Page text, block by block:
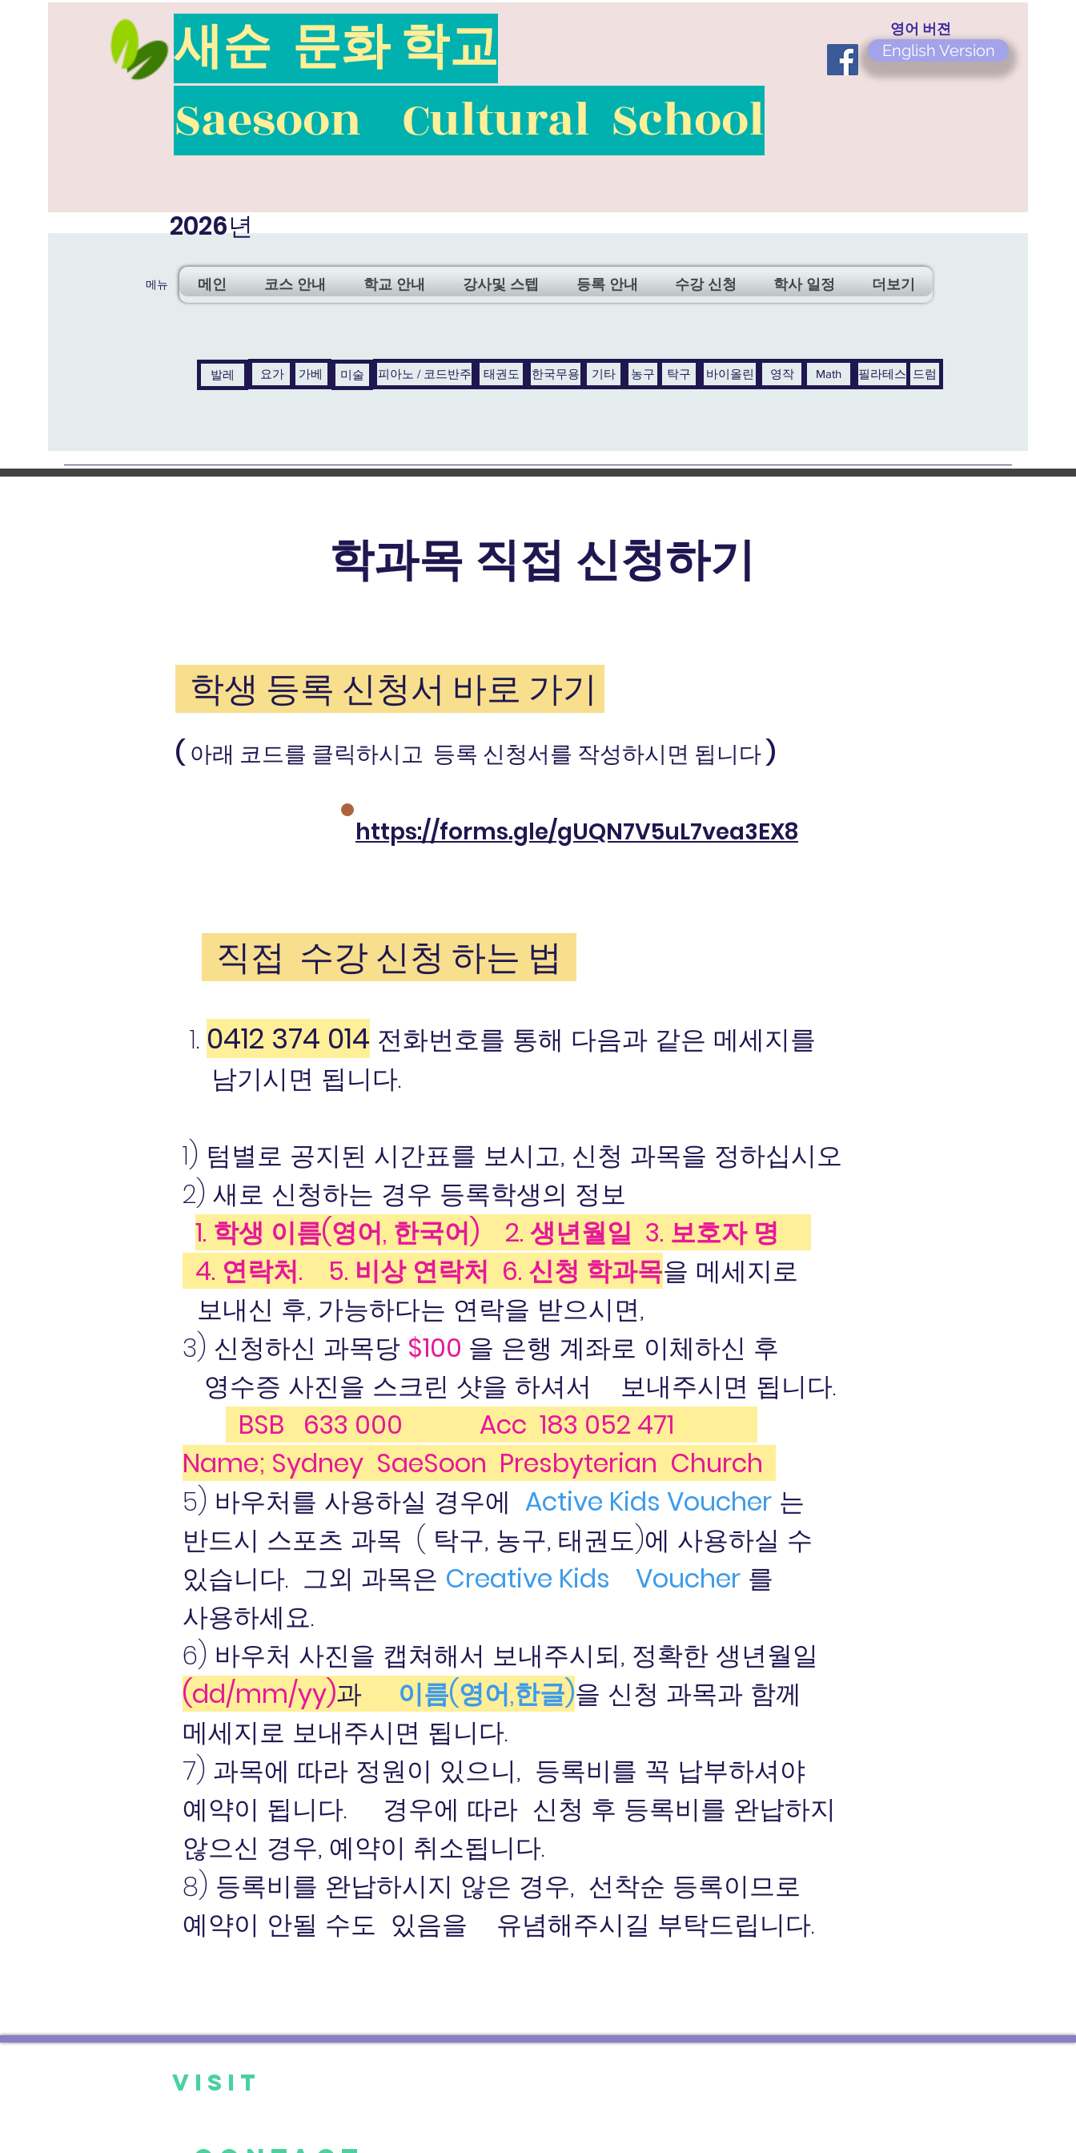
새순 문화 학교
​Saesoon Cultural School
​영어 버젼
English Version
2026년
​메뉴 메인 코스 안내 학교 안내 강사및 스텝 등록 안내 수강 신청 학사 일정 더보기
발레 요가 가베 미술 피아노 / 코드반주 태권도 한국무용 기타 농구 탁구 바이올린 영작 Math 필라테스 드럼
학과목 직접 신청하기
학생 등록 신청서 바로 가기
( 아래 코드를 클릭하시고 등록 신청서를 작성하시면 됩니다 )
https://forms.gle/gUQN7V5uL7vea3EX8
직접 수강 신청 하는 법
1. 0412 374 014 전화번호를 통해 다음과 같은 메세지를
남기시면 됩니다.
1) 텀별로 공지된 시간표를 보시고, 신청 과목을 정하십시오
2) 새로 신청하는 경우 등록학생의 정보
1. 학생 이름(영어, 한국어) 2. 생년월일 3. 보호자 명
4. 연락처. 5. 비상 연락처 6. 신청 학과목을 메세지로
보내신 후, 가능하다는 연락을 받으시면,
3) 신청하신 과목당 $100 을 은행 계좌로 이체하신 후
영수증 사진을 스크린 샷을 하셔서 ​ 보내주시면 됩니다.
BSB 633 000 Acc 183 052 471
Name; Sydney SaeSoon Presbyterian Church
5) 바우처를 사용하실 경우에 Active Kids Voucher 는
반드시 스포츠 과목 ( 탁구, 농구, 태권도)에 사용하실 수
있습니다. 그외 과목은 Creative Kids Voucher 를
사용하세요.
6) 바우처 사진을 캡쳐해서 보내주시되, 정확한 생년월일
(dd/mm/yy)과 이름(영어,한글)을 신청 과목과 함께
메세지로 보내주시면 됩니다.
7) 과목에 따라 정원이 있으니, 등록비를 꼭 납부하셔야
예약이 됩니다. 경우에 따라 신청 후 등록비를 완납하지
않으신 경우, 예약이 취소됩니다.
8) 등록비를 완납하시지 않은 경우, 선착순 등록이므로
예약이 안될 수도 있음을 ​ 유념해주시길 부탁드립니다.
VISIT